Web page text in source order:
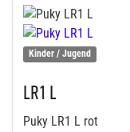
Kinder / Jugend
LR1 L
Puky LR1 L rot